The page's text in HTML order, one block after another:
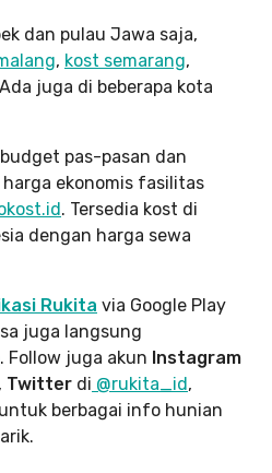
dan pulau Jawa saja,
, kost semarang,
juga di beberapa kota
pas-pasan dan
ekonomis fasilitas
. Tersedia kost di
dengan harga sewa
Rukita via Google Play
juga langsung
. Follow juga akun Instagram
, Twitter di @rukita_id,
untuk berbagai info hunian